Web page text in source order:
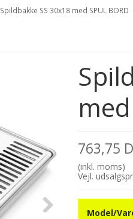
Spildbakke SS 30x18 med SPUL BORD
763,75
(inkl. moms)
Vejl.
Model/